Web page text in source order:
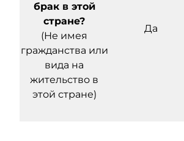
брак в этой
стране?
(Не имея
гражданства или
вида на
жительство в
этой стране)
Да